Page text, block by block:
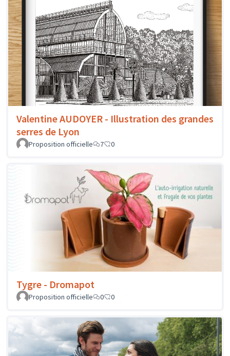
Valentine AUDOYER - Illustration des grandes
serres de Lyon
Proposition officielle 7 0
Tygre - Dromapot
Proposition officielle 0 0